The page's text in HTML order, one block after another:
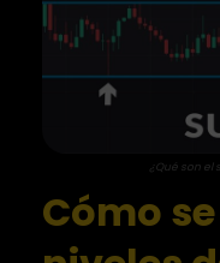
¿Qué son el
Cómo